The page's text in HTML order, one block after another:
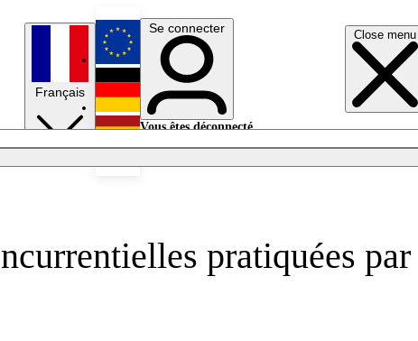
Close menu
Français
English
Deutsch
Se connecter
Vous êtes déconnecté.
pratiquées par